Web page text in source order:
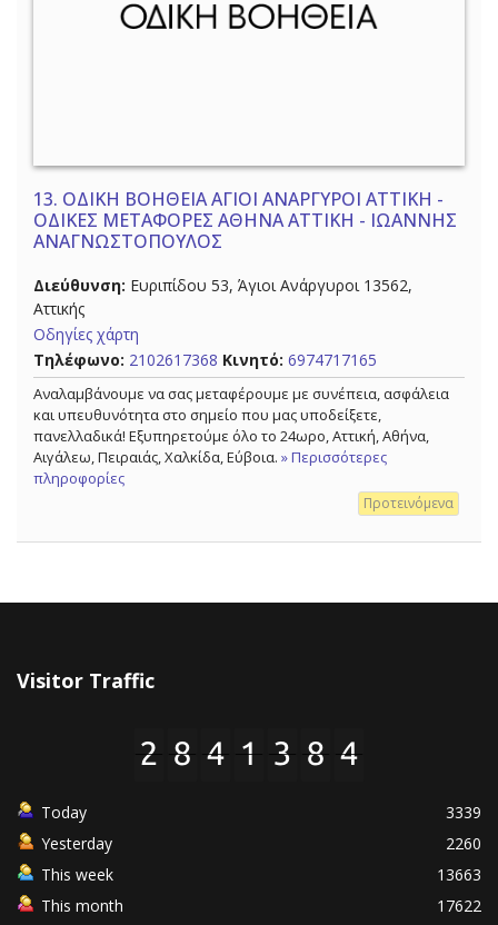
13. ΟΔΙΚΗ ΒΟΗΘΕΙΑ ΑΓΙΟΙ ΑΝΑΡΓΥΡΟΙ ΑΤΤΙΚΗ -
ΟΔΙΚΕΣ ΜΕΤΑΦΟΡΕΣ ΑΘΗΝΑ ΑΤΤΙΚΗ - ΙΩΑΝΝΗΣ
ΑΝΑΓΝΩΣΤΟΠΟΥΛΟΣ
Διεύθυνση: Ευριπίδου 53, Άγιοι Ανάργυροι 13562,
Αττικής
Οδηγίες χάρτη
Τηλέφωνο: 2102617368 Κινητό: 6974717165
Αναλαμβάνουμε να σας μεταφέρουμε με συνέπεια, ασφάλεια
και υπευθυνότητα στο σημείο που μας υποδείξετε,
πανελλαδικά! Εξυπηρετούμε όλο το 24ωρο, Αττική, Αθήνα,
Αιγάλεω, Πειραιάς, Χαλκίδα, Εύβοια. » Περισσότερες
πληροφορίες
Προτεινόμενα
Visitor Traffic
Today
3339
Yesterday
2260
This week
13663
This month
17622